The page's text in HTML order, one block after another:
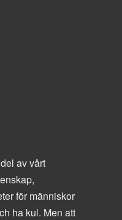
av vårt
för människor
ha kul. Men att